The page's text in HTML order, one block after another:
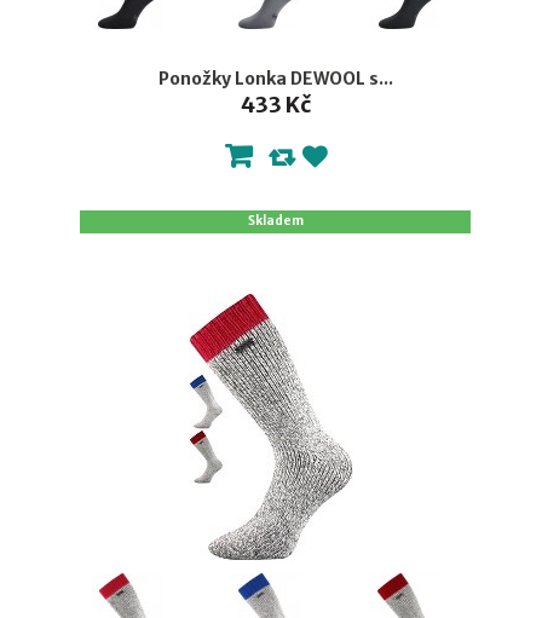
Ponožky Lonka DEWOOL s...
433 Kč
Skladem